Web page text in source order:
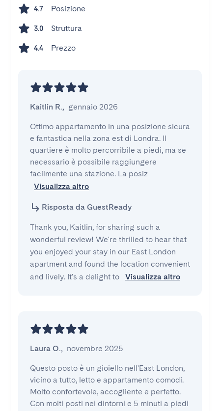
4.7 Posizione
3.0 Struttura
4.4 Prezzo
Kaitlin R., gennaio 2026
Ottimo appartamento in una posizione sicura
e fantastica nella zona est di Londra. Il
quartiere è molto percorribile a piedi, ma se
necessario è possibile raggiungere
facilmente una stazione. La posiz
Visualizza altro
Risposta da GuestReady
Thank you, Kaitlin, for sharing such a
wonderful review! We're thrilled to hear that
you enjoyed your stay in our East London
apartment and found the location convenient
and lively. It's a delight to
Visualizza altro
Laura O., novembre 2025
Questo posto è un gioiello nell'East London,
vicino a tutto, letto e appartamento comodi.
Molto confortevole, accogliente e perfetto.
Con molti posti nei dintorni e 5 minuti a piedi